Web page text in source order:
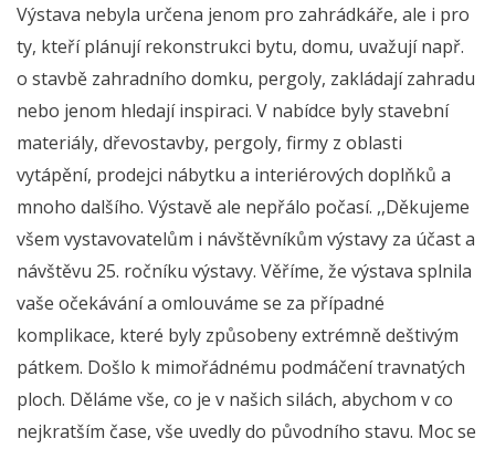
Výstava nebyla určena jenom pro zahrádkáře, ale i pro
ty, kteří plánují rekonstrukci bytu, domu, uvažují např.
o stavbě zahradního domku, pergoly, zakládají zahradu
nebo jenom hledají inspiraci. V nabídce byly stavební
materiály, dřevostavby, pergoly, firmy z oblasti
vytápění, prodejci nábytku a interiérových doplňků a
mnoho dalšího. Výstavě ale nepřálo počasí. ,,Děkujeme
všem vystavovatelům i návštěvníkům výstavy za účast a
návštěvu 25. ročníku výstavy. Věříme, že výstava splnila
vaše očekávání a omlouváme se za případné
komplikace, které byly způsobeny extrémně deštivým
pátkem. Došlo k mimořádnému podmáčení travnatých
ploch. Děláme vše, co je v našich silách, abychom v co
nejkratším čase, vše uvedly do původního stavu. Moc se